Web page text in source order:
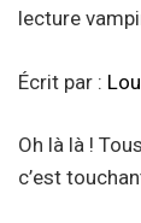
lecture
Écrit par : Lou
Oh là là !
c’est